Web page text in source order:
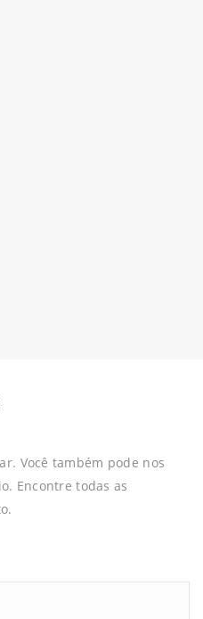
Você também pode nos
Encontre todas as